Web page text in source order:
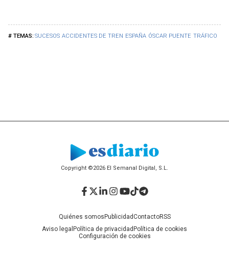
SUCESOS ACCIDENTES DE TREN ESPAÑA ÓSCAR PUENTE TRÁFICO
Copyright ©2026 El Semanal Digital, S.L.
Quiénes somos PublicidadContactoRSS
Aviso legal Política de privacidad Política de cookies
Configuración de cookies
Facebook
Twitter
LinkedIn
Instagram
YouTube
TikTok
Telegram